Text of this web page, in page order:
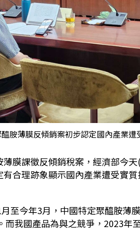
胺薄膜反傾銷案初步認定國內產業
膜課徵反傾銷稅案，經濟部今
合理跡象顯示國內產業遭受實
至今年3月，中國特定聚醯胺薄
我國產品為與之競爭，2023年